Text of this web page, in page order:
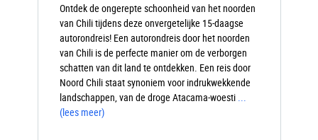
Ontdek de ongerepte schoonheid van het noorden
van Chili tijdens deze onvergetelijke 15-daagse
autorondreis! Een autorondreis door het noorden
van Chili is de perfecte manier om de verborgen
schatten van dit land te ontdekken. Een reis door
Noord Chili staat synoniem voor indrukwekkende
landschappen, van de droge Atacama-woesti ...
(lees meer)